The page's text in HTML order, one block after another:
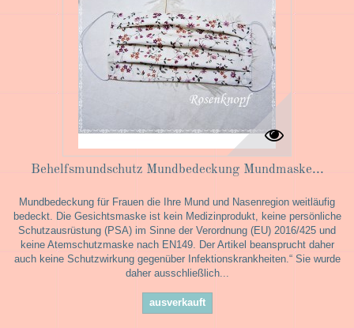
Behelfsmundschutz Mundbedeckung Mundmaske...
Mundbedeckung für Frauen die Ihre Mund und Nasenregion weitläufig
bedeckt. Die Gesichtsmaske ist kein Medizinprodukt, keine persönliche
Schutzausrüstung (PSA) im Sinne der Verordnung (EU) 2016/425 und
keine Atemschutzmaske nach EN149. Der Artikel beansprucht daher
auch keine Schutzwirkung gegenüber Infektionskrankheiten.“ Sie wurde
daher ausschließlich...
ausverkauft